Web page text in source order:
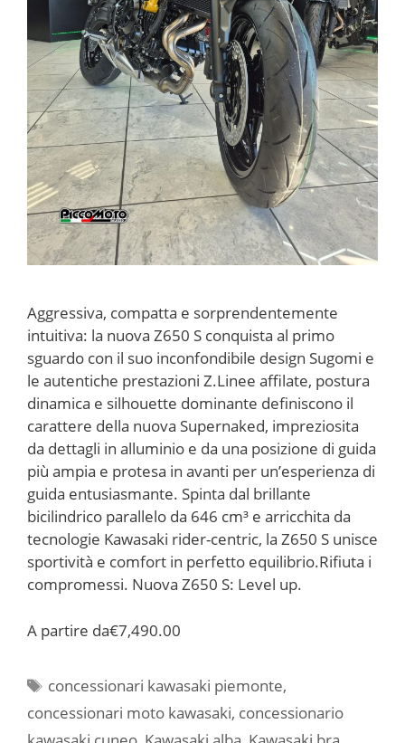
Aggressiva, compatta e sorprendentemente
intuitiva: la nuova Z650 S conquista al primo
sguardo con il suo inconfondibile design Sugomi e
le autentiche prestazioni Z.Linee affilate, postura
dinamica e silhouette dominante definiscono il
carattere della nuova Supernaked, impreziosita
da dettagli in alluminio e da una posizione di guida
più ampia e protesa in avanti per un’esperienza di
guida entusiasmante. Spinta dal brillante
bicilindrico parallelo da 646 cm³ e arricchita da
tecnologie Kawasaki rider-centric, la Z650 S unisce
sportività e comfort in perfetto equilibrio.Rifiuta i
compromessi. Nuova Z650 S: Level up.
A partire da€7,490.00
Tag
concessionari kawasaki piemonte,
concessionari moto kawasaki, concessionario